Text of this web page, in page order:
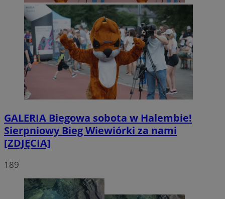
GALERIA Biegowa sobota w Halembie!
Sierpniowy Bieg Wiewiórki za nami
[ZDJĘCIA]
189